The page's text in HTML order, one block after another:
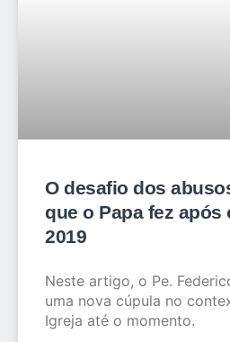
O desafio dos
que o Papa fez após
2019
Neste artigo, o Pe.
uma nova cúpula no
Igreja até o momento.